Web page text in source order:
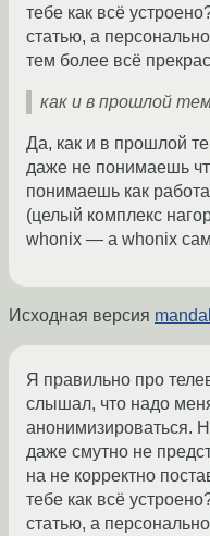
тебе как всё
статью, а
тем более всё
как и в прошлой
Да, как и в прошлой
даже не понимаешь
понимаешь как
(целый комплекс
whonix — а whonix сам
Исходная версия
Я правильно про
слышал, что надо
анонимизироваться.
даже смутно не
на не корректно
тебе как всё
статью, а